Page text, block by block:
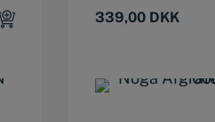
339,00 DKK